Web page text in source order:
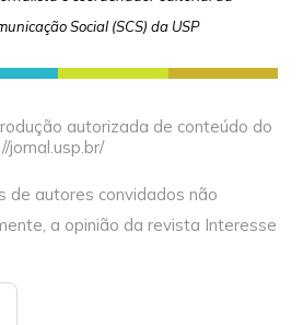
Social (SCS) da USP
autorizada de conteúdo do
jornal.usp.br/
de autores convidados não
a opinião da revista Interesse